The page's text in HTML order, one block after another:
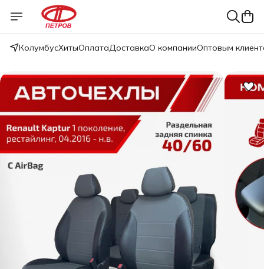
КолумбусХитыОплатаДоставкаО компанииОптовым